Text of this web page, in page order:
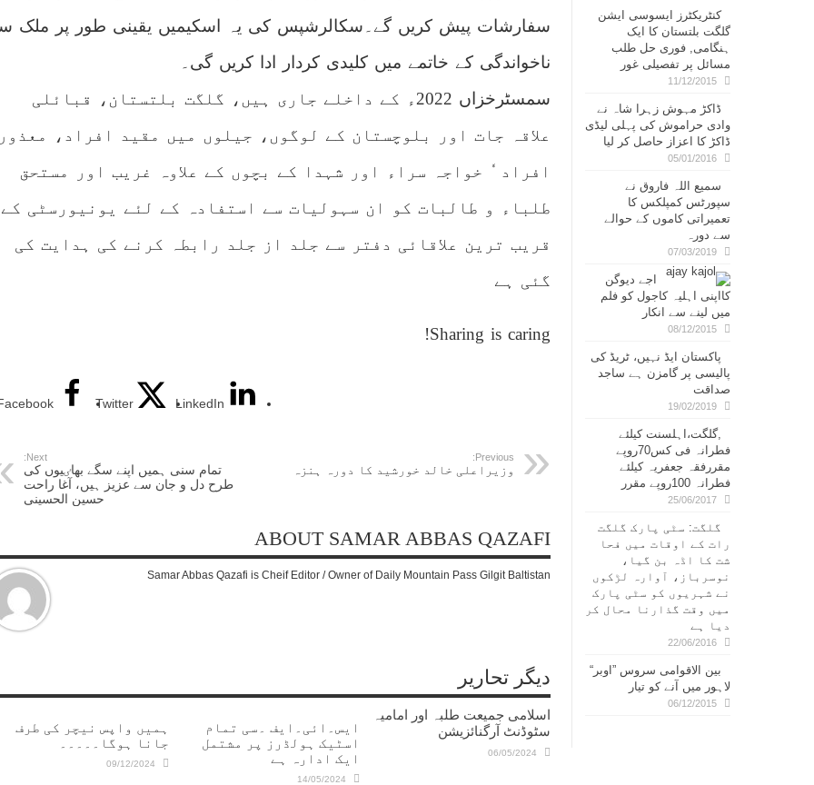
سفارشات پیش کریں گے۔سکالرشپس کی یہ اسکیمیں یقینی طور پر ملک
ناخواندگی کے خاتمے میں کلیدی کردار ادا کریں گی۔
سمسٹرخزاں 2022ء کے داخلے جاری ہیں، گلگت بلتستان، قبائلی
علاقہ جات اور بلوچستان کے لوگوں، جیلوں میں مقید افراد، معذور
افراد ٗ خواجہ سراء اور شہدا کے بچوں کے علاوہ غریب اور مستحق
طلباء و طالبات کو ان سہولیات سے استفادہ کے لئے یونیورسٹی کے
قریب ترین علاقائی دفتر سے جلد از جلد رابطہ کرنے کی ہدایت کی
گئی ہے
Sharing is caring!
Twitter LinkedIn
Previous:
وزیراعلی خالد خورشید کا دورہ ہنزہ
Next:
تمام سنی ہمیں اپنے سگے بھاٸیوں کی
طرح دل و جان سے عزیز ہیں، آغا راحت
حسین الحسینی
ABOUT SAMAR ABBAS QAZAFI
Samar Abbas Qazafi is Cheif Editor / Owner of Daily Mountain Pass Gilgit Baltistan
دیگر تحاریر
ہمیں واپس نیچر کی طرف
جانا ہوگا۔۔۔۔۔
09/12/2024
ایس۔ائی۔ایف ۔سی تمام
اسٹیک ہولڈرز پر مشتمل
ایک ادارہ ہے
14/05/2024
اسلامی جمیعت طلبہ اور امامیہ
سٹوڈنٹ آرگنائزیشن
06/05/2024
کنٹریکٹرز ایسوسی ایشن
گلگت بلتستان کا ایک
ہنگامی, فوری حل طلب
مسائل پر تفصیلی غور
11/12/2015
ڈاکڑ مہوش زہرا شاہ نے
وادی حراموش کی پہلی لیڈی
ڈاکڑ کا اعزاز حاصل کر لیا
05/01/2016
سمیع اللہ فاروق نے
سپورٹس کمپلکس کا
تعمیراتی کاموں کے حوالے
سے دورہ
07/03/2019
اجے دیوگن
کااپنی اہلیہ کاجول کو فلم
میں لینے سے انکار
08/12/2015
پاکستان ایڈ نہیں، ٹریڈ کی
پالیسی پر گامزن ہے ساجد
صداقت
19/02/2019
,گلگت،اہلسنت کیلئے
فطرانہ فی کس70روپے
مقررفقہ جعفریہ کیلئے
فطرانہ 100روپے مقرر
25/06/2017
گلگت: سٹی پارک گلگت
رات کے اوقات میں فحا
شت کا اڈہ بن گیا،
نوسرباز، آوارہ لڑکوں
نے شہریوں کو سٹی پارک
میں وقت گذارنا محال کر
دیا ہے
22/06/2016
بین الاقوامی سروس ”اوبر“
لاہور میں آنے کو تیار
06/12/2015